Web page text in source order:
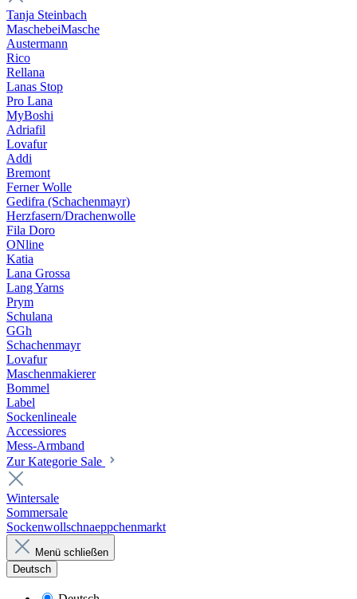
Tanja Steinbach
MaschebeiMasche
Austermann
Rico
Rellana
Lanas Stop
Pro Lana
MyBoshi
Adriafil
Lovafur
Addi
Bremont
Ferner Wolle
Gedifra (Schachenmayr)
Herzfasern/Drachenwolle
Fila Doro
ONline
Katia
Lana Grossa
Lang Yarns
Prym
Schulana
GGh
Schachenmayr
Lovafur
Maschenmakierer
Bommel
Label
Sockenlineale
Accessiores
Mess-Armband
Zur Kategorie Sale
Wintersale
Sommersale
Sockenwollschnaeppchenmarkt
Menü schließen
Deutsch